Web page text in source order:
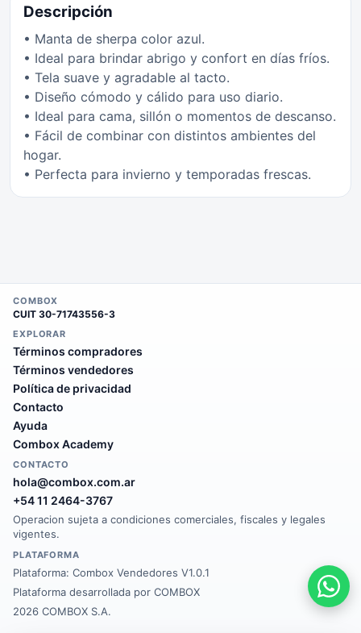
Descripción
• Manta de sherpa color azul.
• Ideal para brindar abrigo y confort en días fríos.
• Tela suave y agradable al tacto.
• Diseño cómodo y cálido para uso diario.
• Ideal para cama, sillón o momentos de descanso.
• Fácil de combinar con distintos ambientes del
hogar.
• Perfecta para invierno y temporadas frescas.
COMBOX
CUIT 30-71743556-3
EXPLORAR
Términos compradores
Términos vendedores
Política de privacidad
Contacto
Ayuda
Combox Academy
CONTACTO
hola@combox.com.ar
+54 11 2464-3767
Operacion sujeta a condiciones comerciales, fiscales y legales
vigentes.
PLATAFORMA
Plataforma: Combox Vendedores V1.0.1
Plataforma desarrollada por COMBOX
2026 COMBOX S.A.